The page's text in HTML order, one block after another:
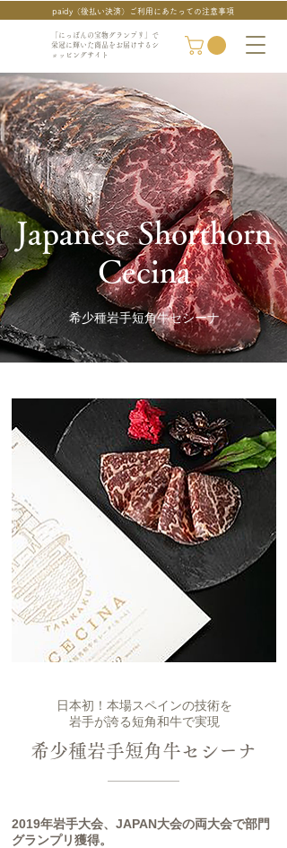
「にっぽんの宝物グランプリ」で
栄冠に輝いた商品をお届けするシ
ョッピングサイト
paidy（後払い決済）ご利用にあたっての注意事項
Japanese Shorthorn
Cecina
希少種岩手短角牛セシーナ
日本初！本場スペインの技術を
岩手が誇る短角和牛で実現
希少種岩手短角牛セシーナ
2019年岩手大会、JAPAN大会の両大会で部門
グランプリ獲得。